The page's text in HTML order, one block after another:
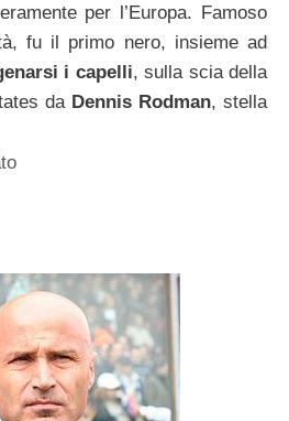
per l’Europa. Famoso
fu il primo nero, insieme ad
i capelli, sulla scia della
da Dennis Rodman, stella